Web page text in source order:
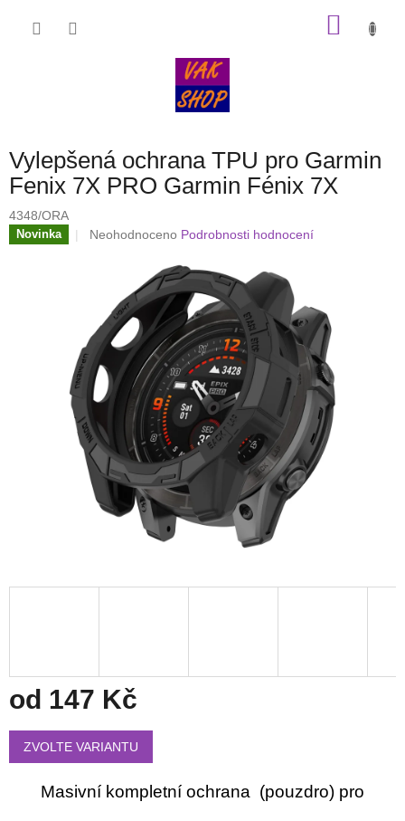
Vylepšená ochrana TPU pro Garmin
Fenix 7X PRO Garmin Fénix 7X
4348/ORA
Novinka
Průměrné
5
hvězdiček.
Neohodnoceno Podrobnosti hodnocení
od 147 Kč
Měrná
cena:
ZVOLTE VARIANTU
Masivní kompletní ochrana (pouzdro) pro